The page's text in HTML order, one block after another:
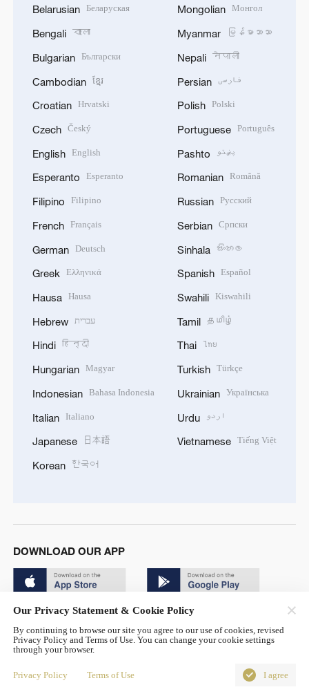
Belarusian Беларуская
Bengali বাংলা
Bulgarian Български
Cambodian ខ្មែរ
Croatian Hrvatski
Czech Český
English English
Esperanto Esperanto
Filipino Filipino
French Français
German Deutsch
Greek Ελληνικά
Hausa Hausa
Hebrew עברית
Hindi हिन्दी
Hungarian Magyar
Indonesian Bahasa Indonesia
Italian Italiano
Japanese 日本語
Korean 한국어
Mongolian Монгол
Myanmar မြန်မာဘာသာ
Nepali नेपाली
Persian فارسی
Polish Polski
Portuguese Português
Pashto پښتو
Romanian Română
Russian Русский
Serbian Српски
Sinhala සිංහල
Spanish Español
Swahili Kiswahili
Tamil தமிழ்
Thai ไทย
Turkish Türkçe
Ukrainian Українська
Urdu اردو
Vietnamese Tiếng Việt
DOWNLOAD OUR APP
© China Radio International.CRI. All Rights Reserved. 16A
Shijingshan Road, Beijing, China. 100040
Our Privacy Statement & Cookie Policy
By continuing to browse our site you agree to our use of cookies, revised
Privacy Policy and Terms of Use. You can change your cookie settings
through your browser.
Privacy Policy Terms of Use I agree